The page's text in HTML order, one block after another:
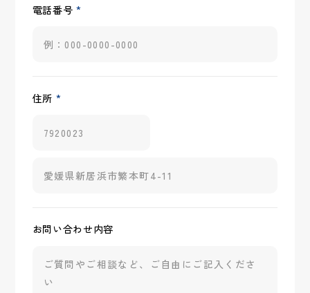
電話番号 *
住所 *
お問い合わせ内容